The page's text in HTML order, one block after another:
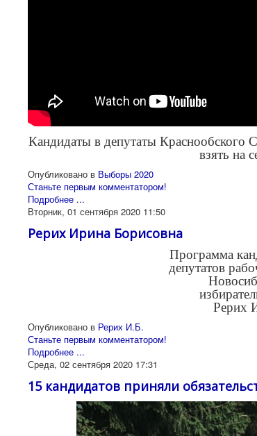
Кандидаты в депутаты Краcнообского
взять на
Опубликовано в Выборы 2020
Станьте первым комментатором!
Подробнее ...
Вторник, 01 сентября 2020 11:50
Рерих Ирина Борисовна
Программа
депутатов
Рерих
Опубликовано в Рерих И.Б.
Станьте первым комментатором!
Подробнее ...
Среда, 02 сентября 2020 17:31
15 кандидатов приняли